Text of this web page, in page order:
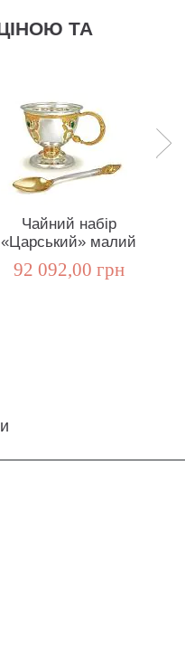
ТА
Чайний набір
«Царський» малий
92 092,00 грн